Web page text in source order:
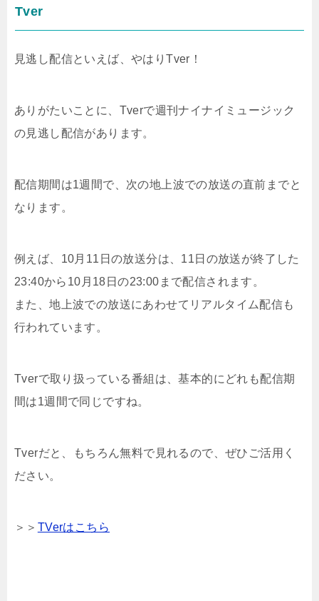
Tver
見逃し配信といえば、やはりTver！
ありがたいことに、Tverで週刊ナイナイミュージック
の見逃し配信があります。
配信期間は1週間で、次の地上波での放送の直前までと
なります。
例えば、10月11日の放送分は、11日の放送が終了した
23:40から10月18日の23:00まで配信されます。
また、地上波での放送にあわせてリアルタイム配信も
行われています。
Tverで取り扱っている番組は、基本的にどれも配信期
間は1週間で同じですね。
Tverだと、もちろん無料で見れるので、ぜひご活用く
ださい。
＞＞ TVerはこちら